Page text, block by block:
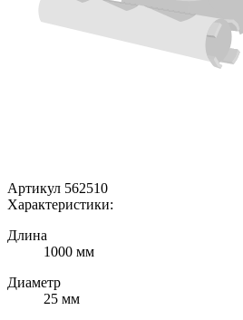
Артикул 562510
Характеристики:
Длина
1000 мм
Диаметр
25 мм